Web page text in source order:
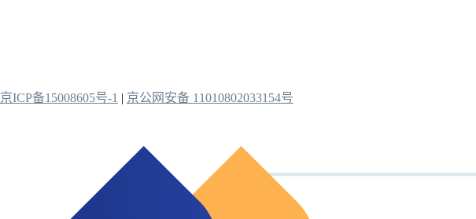
京ICP备15008605号-1 | 京公网安备 11010802033154号